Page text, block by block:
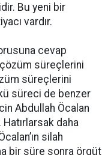
Bu yeni bir
vardır.
cevap
çözüm süreçlerini
süreçlerini
süreci de benzer
Abdullah Öcalan
daha
silah
bir süre sonra örgüt